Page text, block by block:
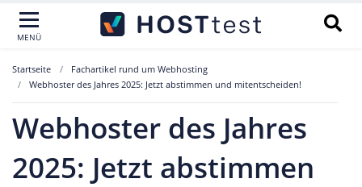
MENÜ
Startseite
Fachartikel rund um Webhosting
Webhoster des Jahres 2025: Jetzt abstimmen und mitentscheiden!
Webhoster des Jahres
2025: Jetzt abstimmen